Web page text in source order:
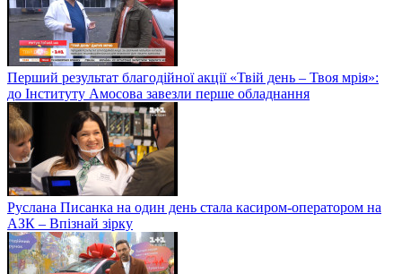
Перший результат благодійної акції «Твій день – Твоя мрія»:
до Інституту Амосова завезли перше обладнання
Руслана Писанка на один день стала касиром-оператором на
АЗК – Впізнай зірку